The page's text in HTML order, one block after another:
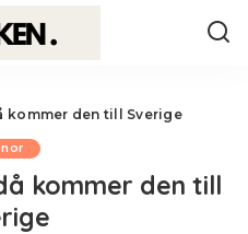
kommer den till Sverige
kommer den till